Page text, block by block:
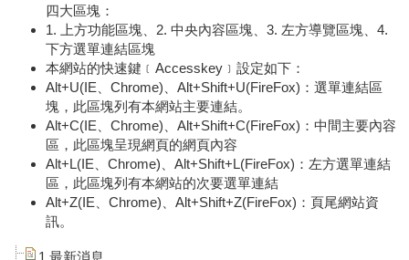
四大區塊：
1. 上方功能區塊、2. 中央內容區塊、3. 左方導覽區塊、4.
下方選單連結區塊
本網站的快速鍵﹝Accesskey﹞設定如下：
Alt+U(IE、Chrome)、Alt+Shift+U(FireFox)：選單連結區
塊，此區塊列有本網站主要連結。
Alt+C(IE、Chrome)、Alt+Shift+C(FireFox)：中間主要內容
區，此區塊呈現網頁的網頁內容
Alt+L(IE、Chrome)、Alt+Shift+L(FireFox)：左方選單連結
區，此區塊列有本網站的次要選單連結
Alt+Z(IE、Chrome)、Alt+Shift+Z(FireFox)：頁尾網站資
訊。